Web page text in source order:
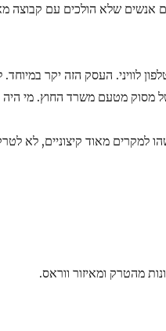
אנשים שלא הולכים עם קבוצה
לוויני. העסק הזה יקר
של מסוק מטעם משרד החוץ. מי
למקרים מאוד קיצוניים, לא
מהטרק ומאיזור ווראס.